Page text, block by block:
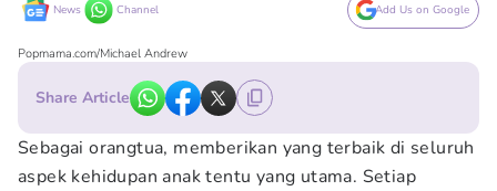
News Channel Add Us on Google
Popmama.com/Michael Andrew
Share Article
Sebagai orangtua, memberikan yang terbaik di seluruh
aspek kehidupan anak tentu yang utama. Setiap